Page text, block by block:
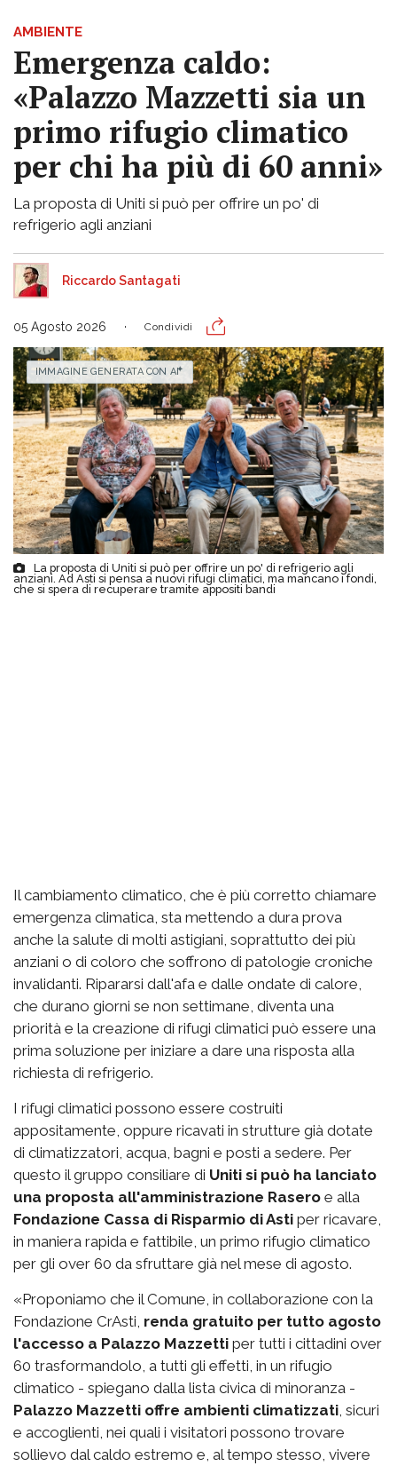
AMBIENTE
Emergenza caldo:
«Palazzo Mazzetti sia un
primo rifugio climatico
per chi ha più di 60 anni»
La proposta di Uniti si può per offrire un po' di
refrigerio agli anziani
Riccardo Santagati
05 Agosto 2026 Condividi
La proposta di Uniti si può per offrire un po' di refrigerio agli
anziani. Ad Asti si pensa a nuovi rifugi climatici, ma mancano i fondi,
che si spera di recuperare tramite appositi bandi
IMMAGINE GENERATA CON AI
Il cambiamento climatico, che è più corretto chiamare
emergenza climatica, sta mettendo a dura prova
anche la salute di molti astigiani, soprattutto dei più
anziani o di coloro che soffrono di patologie croniche
invalidanti. Ripararsi dall'afa e dalle ondate di calore,
che durano giorni se non settimane, diventa una
priorità e la creazione di rifugi climatici può essere una
prima soluzione per iniziare a dare una risposta alla
richiesta di refrigerio.
I rifugi climatici possono essere costruiti
appositamente, oppure ricavati in strutture già dotate
di climatizzatori, acqua, bagni e posti a sedere. Per
questo il gruppo consiliare di Uniti si può ha lanciato
una proposta all'amministrazione Rasero e alla
Fondazione Cassa di Risparmio di Asti per ricavare,
in maniera rapida e fattibile, un primo rifugio climatico
per gli over 60 da sfruttare già nel mese di agosto.
«Proponiamo che il Comune, in collaborazione con la
Fondazione CrAsti, renda gratuito per tutto agosto
l'accesso a Palazzo Mazzetti per tutti i cittadini over
60 trasformandolo, a tutti gli effetti, in un rifugio
climatico - spiegano dalla lista civica di minoranza -
Palazzo Mazzetti offre ambienti climatizzati , sicuri
e accoglienti, nei quali i visitatori possono trovare
sollievo dal caldo estremo e, al tempo stesso, vivere